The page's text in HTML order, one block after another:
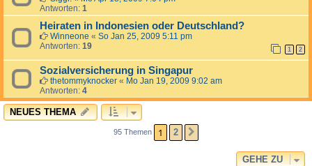
Antworten: 1
Heiraten in Indonesien oder Deutschland?
Winneone « So Jan 25, 2009 5:11 pm
Antworten: 19 1 2
Sozialversicherung in Singapur
thetommyknocker « Mo Jan 19, 2009 9:02 am
Antworten: 4
NEUES THEMA
95 Themen 1 2
GEHE ZU